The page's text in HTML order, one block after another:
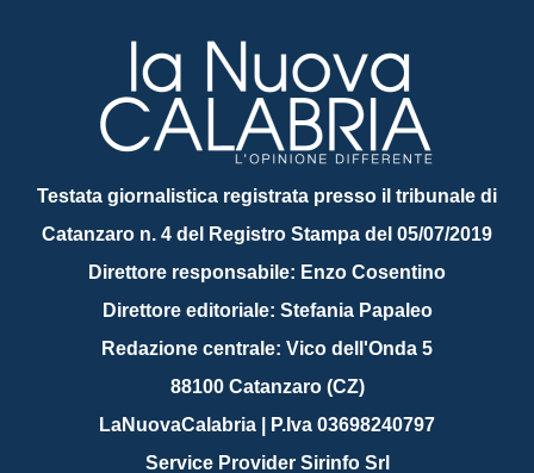
Testata giornalistica registrata presso il tribunale di
Catanzaro n. 4 del Registro Stampa del 05/07/2019
Direttore responsabile: Enzo Cosentino
Direttore editoriale: Stefania Papaleo
Redazione centrale: Vico dell'Onda 5
88100 Catanzaro (CZ)
LaNuovaCalabria | P.Iva 03698240797
Service Provider Sirinfo Srl